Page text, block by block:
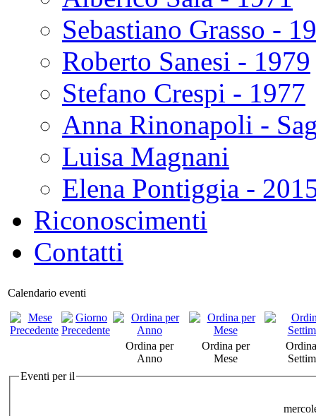
Sebastiano Grasso -
Roberto Sanesi - 1979
Stefano Crespi - 1977
Anna Rinonapoli -
Luisa Magnani
Elena Pontiggia -
Riconoscimenti
Contatti
Calendario eventi
Ordina per
Anno
Ordina per
Mese
Eventi per il